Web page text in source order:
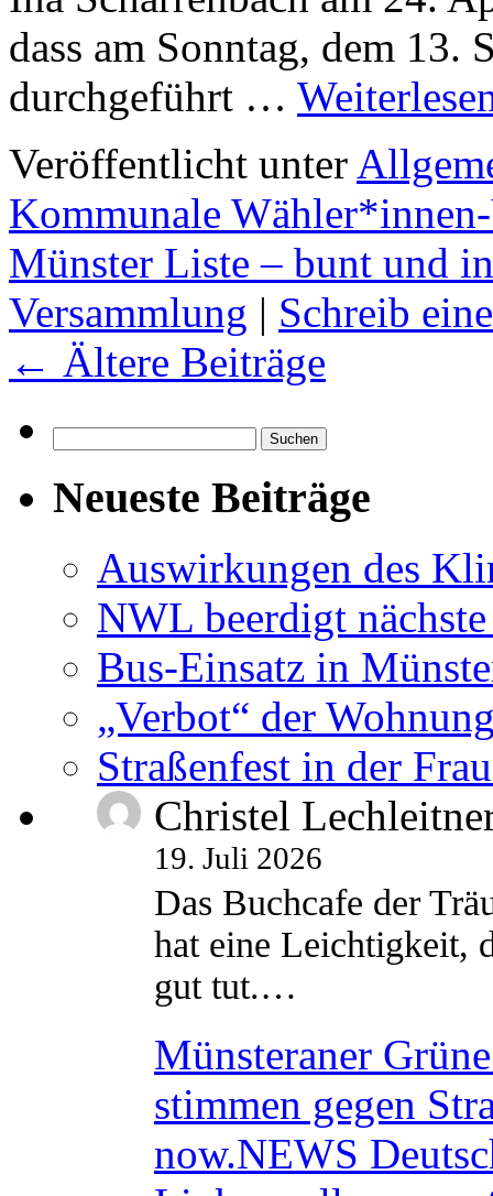
dass am Sonntag, dem 13.
durchgeführt …
Veröffentlicht unter
Kommunale
Münster Liste – bunt und
Versammlung | Schreib
← Ältere Beiträge
nach:
Neueste Beiträge
Auswirkungen des
NWL beerdigt
Bus-Einsatz in
„Verbot“ der
Straßenfest in der
Christel
19. Juli 2026
Das Buchcafe der
hat eine Leichtigkeit,
gut tut.…
Münsteraner
stimmen gegen
now.NEWS